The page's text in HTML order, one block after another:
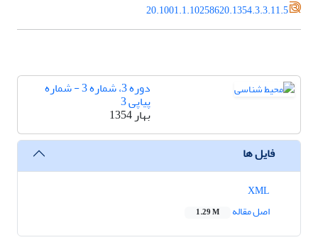
20.1001.1.10258620.1354.3.3.11.5
دوره 3، شماره 3 - شماره
پیاپی 3
بهار 1354
فایل ها
اصل مقاله
1.29 M